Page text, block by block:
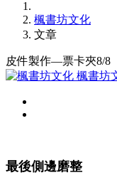
楓書坊文化
文章
皮件製作—票卡夾8/8
楓書坊
最後側邊磨整